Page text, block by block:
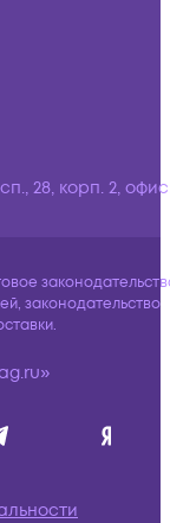
28, корп. 2,
законодательство